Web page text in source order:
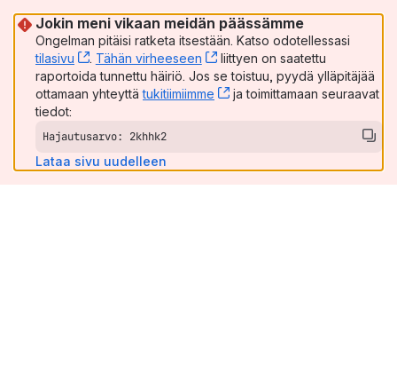
Jokin meni vikaan meidän päässämme
Ongelman pitäisi ratketa itsestään. Katso odotellessasi
tilasivu
, (opens new window)
. Tähän virheeseen , (opens new window)
liittyen on saatettu
raportoida tunnettu häiriö. Jos se toistuu, pyydä ylläpitäjää
ottamaan yhteyttätukitiimiimme , (opens new window)
ja toimittamaan seuraavat
tiedot:
Hajautusarvo: 2khhk2
Lataa sivu uudelleen